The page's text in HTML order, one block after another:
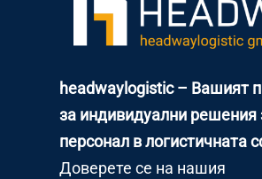
headwaylogistic – Вашият
за индивидуални решения
персонал в логистичната
Доверете се на нашия